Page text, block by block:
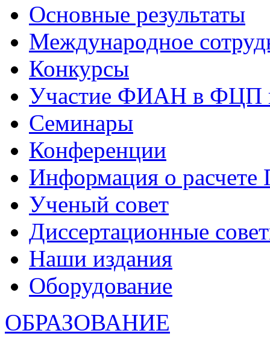
Основные результаты
Международное
Конкурсы
Участие ФИАН в ФЦП
Семинары
Конференции
Информация о
Ученый совет
Диссертационные
Наши издания
Оборудование
ОБРАЗОВАНИЕ